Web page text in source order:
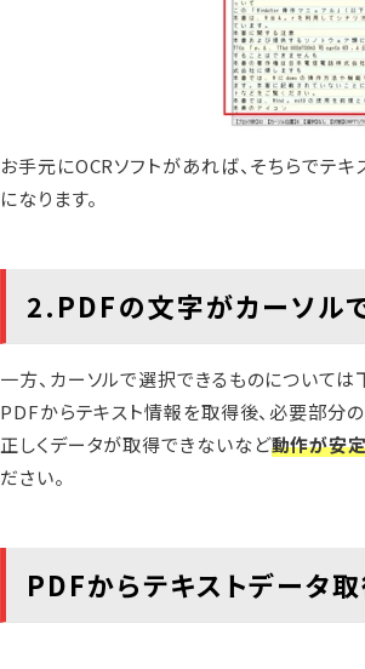
お手元にOCRソフトがあれば、そちらでテ
になります。
2.PDFの文字がカーソル
一方、カーソルで選択できるものについて
PDFからテキスト情報を取得後、必要部分
正しくデータが取得できないなど動作が安
ださい。
PDFからテキストデータ